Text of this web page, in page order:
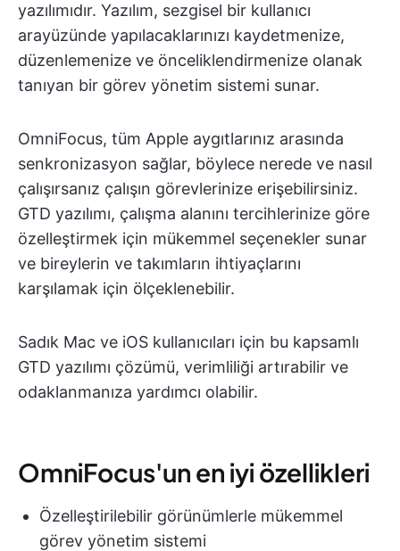
yazılımıdır. Yazılım, sezgisel bir kullanıcı
arayüzünde yapılacaklarınızı kaydetmenize,
düzenlemenize ve önceliklendirmenize olanak
tanıyan bir görev yönetim sistemi sunar.
OmniFocus, tüm Apple aygıtlarınız arasında
senkronizasyon sağlar, böylece nerede ve nasıl
çalışırsanız çalışın görevlerinize erişebilirsiniz.
GTD yazılımı, çalışma alanını tercihlerinize göre
özelleştirmek için mükemmel seçenekler sunar
ve bireylerin ve takımların ihtiyaçlarını
karşılamak için ölçeklenebilir.
Sadık Mac ve iOS kullanıcıları için bu kapsamlı
GTD yazılımı çözümü, verimliliği artırabilir ve
odaklanmanıza yardımcı olabilir.
OmniFocus'un en iyi özellikleri
Özelleştirilebilir görünümlerle mükemmel
görev yönetim sistemi